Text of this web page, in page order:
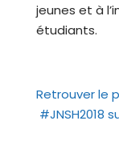
jeunes et à
étudiants.
Retrouver le
#JNSH2018